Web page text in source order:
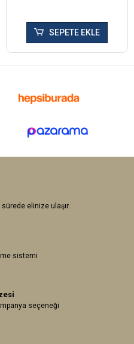
SEPETE EKLE
elinize ulaşır.
sistemi
seçeneği